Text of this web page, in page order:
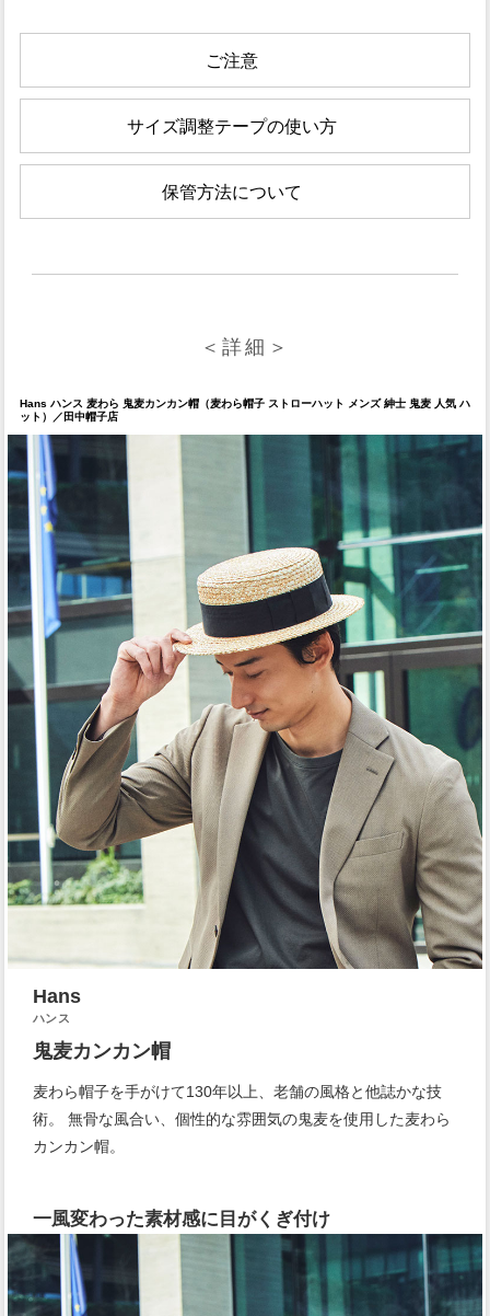
ご注意
サイズ調整テープの使い方
保管方法について
＜詳細＞
Hans ハンス 麦わら 鬼麦カンカン帽（麦わら帽子 ストローハット メンズ 紳士 鬼麦 人気 ハ
ット）／田中帽子店
Hans
ハンス
鬼麦カンカン帽
麦わら帽子を手がけて130年以上、老舗の風格と他誌かな技
術。 無骨な風合い、個性的な雰囲気の鬼麦を使用した麦わら
カンカン帽。
一風変わった素材感に目がくぎ付け